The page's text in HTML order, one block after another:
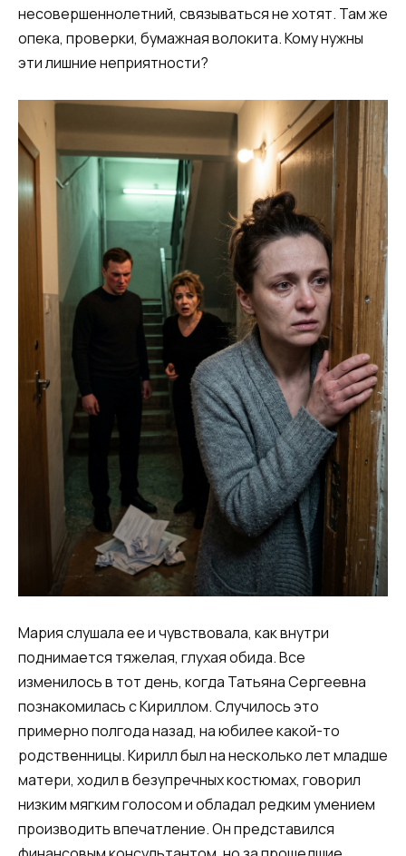
несовершеннолетний, связываться не хотят. Там же
опека, проверки, бумажная волокита. Кому нужны
эти лишние неприятности?
Мария слушала ее и чувствовала, как внутри
поднимается тяжелая, глухая обида. Все
изменилось в тот день, когда Татьяна Сергеевна
познакомилась с Кириллом. Случилось это
примерно полгода назад, на юбилее какой-то
родственницы. Кирилл был на несколько лет младше
матери, ходил в безупречных костюмах, говорил
низким мягким голосом и обладал редким умением
производить впечатление. Он представился